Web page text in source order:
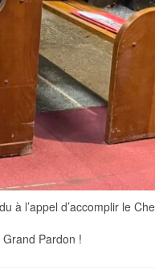
à l’appel d’accomplir le
Pardon !